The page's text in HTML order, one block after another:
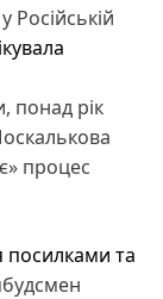
понад рік
процес
посилками та